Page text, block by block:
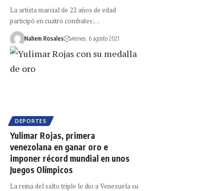
La artista marcial de 22 años de edad
participó en cuatro combates;…
Nahem Rosales viernes, 6 agosto 2021
DEPORTES
Yulimar Rojas, primera
venezolana en ganar oro e
imponer récord mundial en unos
Juegos Olímpicos
La reina del salto triple le dio a Venezuela su